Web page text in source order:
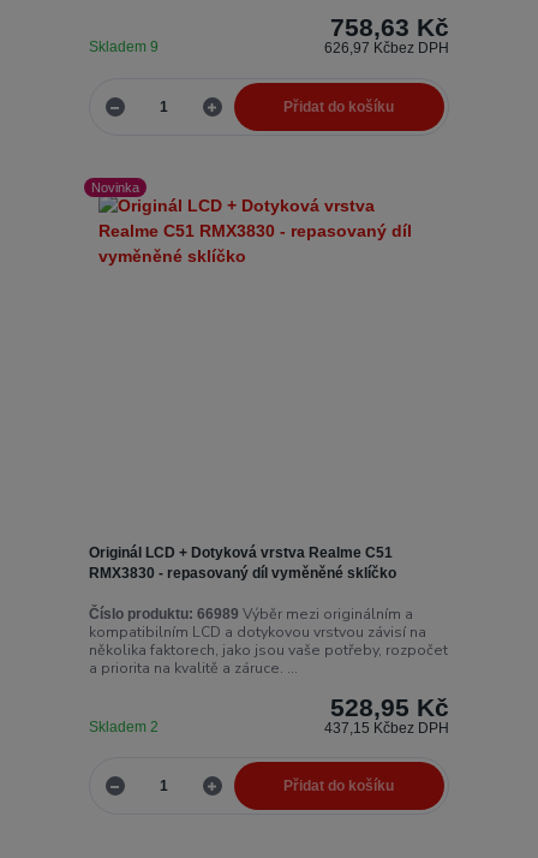
758,63 Kč
626,97 Kčbez DPH
Skladem 9
Přidat do košíku
Novinka
Originál LCD + Dotyková vrstva Realme C51
RMX3830 - repasovaný díl vyměněné sklíčko
Číslo produktu: 66989 Výběr mezi originálním a
kompatibilním LCD a dotykovou vrstvou závisí na
několika faktorech, jako jsou vaše potřeby, rozpočet
a priorita na kvalitě a záruce. ...
528,95 Kč
437,15 Kčbez DPH
Skladem 2
Přidat do košíku